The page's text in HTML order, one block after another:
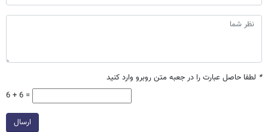
* لطفا حاصل عبارت را در جعبه متن روبرو وارد کنید
6 + 6 =
ارسال